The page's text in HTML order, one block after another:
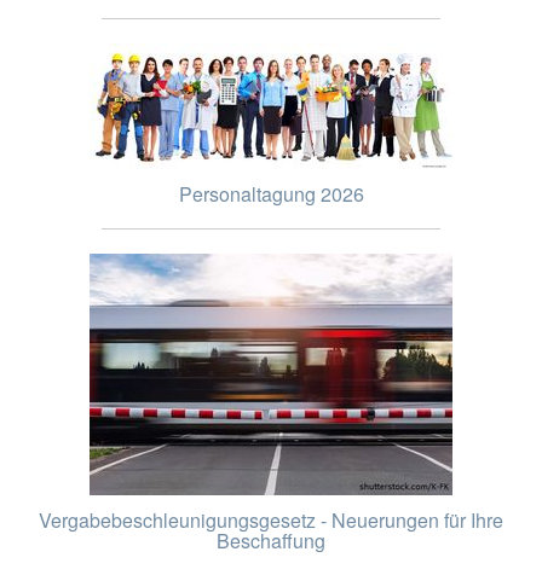
Personaltagung 2026
Vergabebeschleunigungsgesetz - Neuerungen für Ihre
Beschaffung